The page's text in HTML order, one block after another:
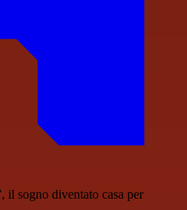
il sogno diventato casa per